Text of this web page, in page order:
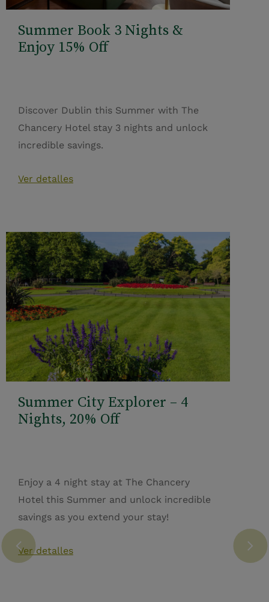
Summer Book 3 Nights &
Enjoy 15% Off
Discover Dublin this Summer with The
Chancery Hotel stay 3 nights and unlock
incredible savings.
Ver detalles
Summer City Explorer – 4
Nights, 20% Off
Enjoy a 4 night stay at The Chancery
Hotel this Summer and unlock incredible
savings as you extend your stay!
Ver detalles